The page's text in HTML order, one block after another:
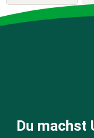
Du machst